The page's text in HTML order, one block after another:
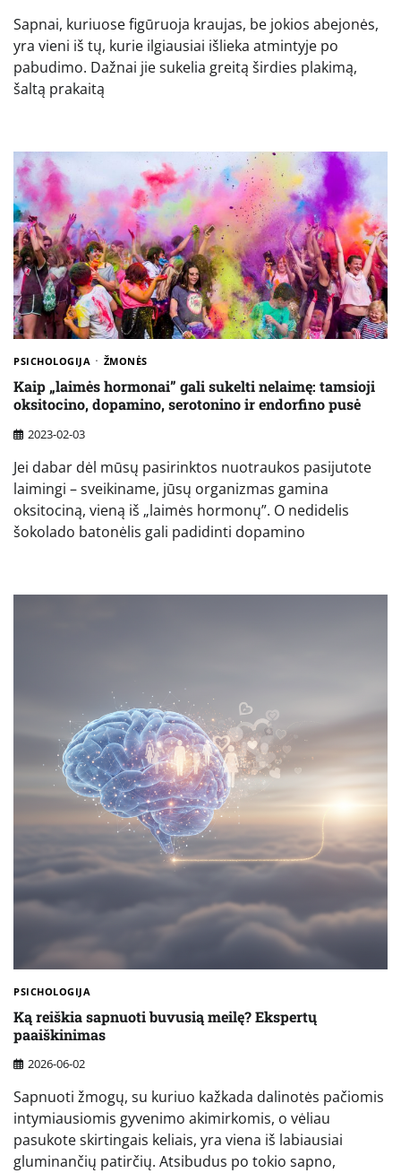
Sapnai, kuriuose figūruoja kraujas, be jokios abejonės,
yra vieni iš tų, kurie ilgiausiai išlieka atmintyje po
pabudimo. Dažnai jie sukelia greitą širdies plakimą,
šaltą prakaitą
PSICHOLOGIJA ŽMONĖS
Kaip „laimės hormonai” gali sukelti nelaimę: tamsioji
oksitocino, dopamino, serotonino ir endorfino pusė
2023-02-03
Jei dabar dėl mūsų pasirinktos nuotraukos pasijutote
laimingi – sveikiname, jūsų organizmas gamina
oksitociną, vieną iš „laimės hormonų”. O nedidelis
šokolado batonėlis gali padidinti dopamino
PSICHOLOGIJA
Ką reiškia sapnuoti buvusią meilę? Ekspertų
paaiškinimas
2026-06-02
Sapnuoti žmogų, su kuriuo kažkada dalinotės pačiomis
intymiausiomis gyvenimo akimirkomis, o vėliau
pasukote skirtingais keliais, yra viena iš labiausiai
gluminančių patirčių. Atsibudus po tokio sapno,